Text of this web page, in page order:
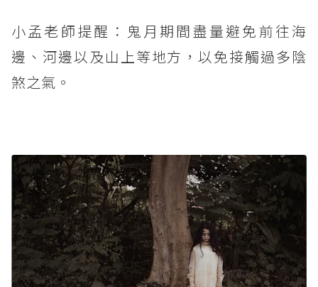
小孟老師提醒：鬼月期間盡量避免前往海
邊、河邊以及山上等地方，以免接觸過多陰
煞之氣。